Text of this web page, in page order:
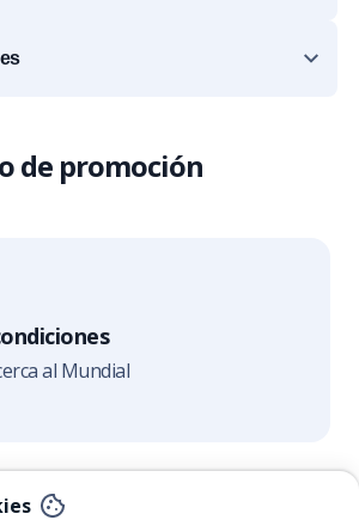
de promoción
al Mundial